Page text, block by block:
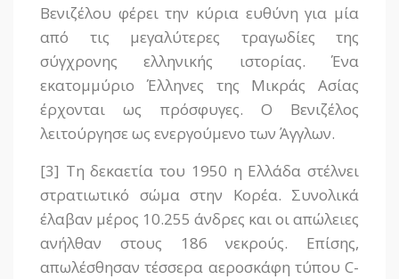
Βενιζέλου φέρει την κύρια ευθύνη για μία
από τις μεγαλύτερες τραγωδίες της
σύγχρονης ελληνικής ιστορίας. Ένα
εκατομμύριο Έλληνες της Μικράς Ασίας
έρχονται ως πρόσφυγες. Ο Βενιζέλος
λειτούργησε ως ενεργούμενο των Άγγλων.
[3] Τη δεκαετία του 1950 η Ελλάδα στέλνει
στρατιωτικό σώμα στην Κορέα. Συνολικά
έλαβαν μέρος 10.255 άνδρες και οι απώλειες
ανήλθαν στους 186 νεκρούς. Επίσης,
απωλέσθησαν τέσσερα αεροσκάφη τύπου C-